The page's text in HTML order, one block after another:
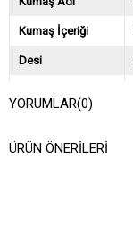
Kumaş İçeriği
Desi
Asorti Bilgisi
YORUMLAR(0)
ÜRÜN ÖNERILERI